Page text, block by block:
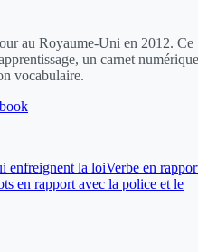
au Royaume-Uni en 2012. Ce
un carnet numérique
vocabulaire.
enfreignent la loiVerbe en
en rapport avec la police et le